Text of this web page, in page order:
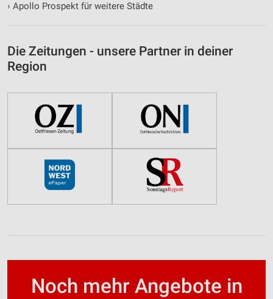
› Apollo Prospekt für weitere Städte
Die Zeitungen - unsere Partner in deiner
Region
Noch mehr Angebote in